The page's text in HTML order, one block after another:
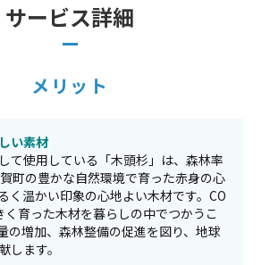
サービス詳細
メリット
い素材
て使用している「木頭杉」は、森林率
町の豊かな自然環境で育った赤身の心
く温かい印象の心地よい木材です。CO
く育った木材を暮らしの中でつかうこ
の増加、森林整備の促進を図り、地球
します。